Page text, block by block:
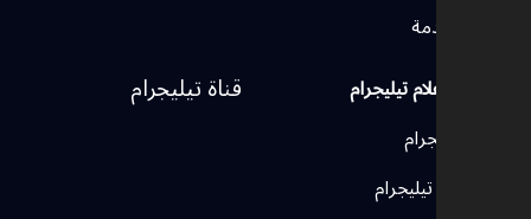
شروط الخدمة
وسائل الإعلام تيليجرام
قنوات تيليجرام
مجموعات تيليجرام
قناة تيليجرام